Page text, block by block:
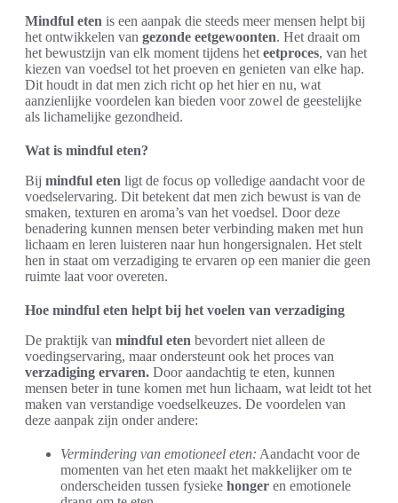
Mindful eten is een aanpak die steeds meer mensen helpt bij
het ontwikkelen van gezonde eetgewoonten. Het draait om
het bewustzijn van elk moment tijdens het eetproces, van het
kiezen van voedsel tot het proeven en genieten van elke hap.
Dit houdt in dat men zich richt op het hier en nu, wat
aanzienlijke voordelen kan bieden voor zowel de geestelijke
als lichamelijke gezondheid.
Wat is mindful eten?
Bij mindful eten ligt de focus op volledige aandacht voor de
voedselervaring. Dit betekent dat men zich bewust is van de
smaken, texturen en aroma’s van het voedsel. Door deze
benadering kunnen mensen beter verbinding maken met hun
lichaam en leren luisteren naar hun hongersignalen. Het stelt
hen in staat om verzadiging te ervaren op een manier die geen
ruimte laat voor overeten.
Hoe mindful eten helpt bij het voelen van verzadiging
De praktijk van mindful eten bevordert niet alleen de
voedingservaring, maar ondersteunt ook het proces van
verzadiging ervaren. Door aandachtig te eten, kunnen
mensen beter in tune komen met hun lichaam, wat leidt tot het
maken van verstandige voedselkeuzes. De voordelen van
deze aanpak zijn onder andere:
Vermindering van emotioneel eten: Aandacht voor de
momenten van het eten maakt het makkelijker om te
onderscheiden tussen fysieke honger en emotionele